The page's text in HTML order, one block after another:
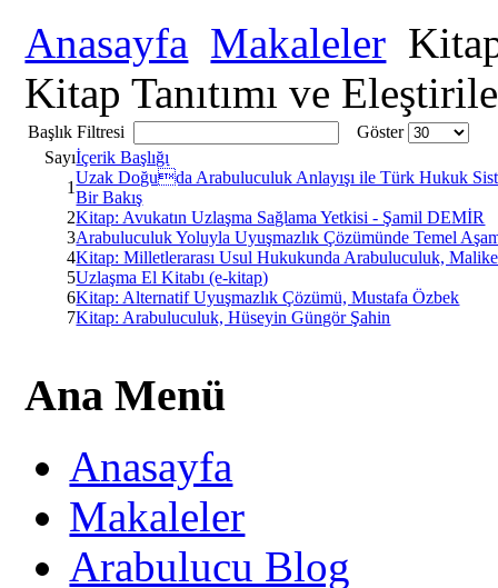
Anasayfa Makaleler
Kitap Tanıtımı ve
Başlık Filtresi
Göster
Sayıİçerik Başlığı
1
Uzak Doğuda Arabuluculuk Anlayışı ile Türk Hukuk
Bir Bakış
2Kitap: Avukatın Uzlaşma Sağlama Yetkisi - Şamil DEMİR
3Arabuluculuk Yoluyla Uyuşmazlık Çözümünde Temel
4Kitap: Milletlerarası Usul Hukukunda Arabuluculuk,
5Uzlaşma El Kitabı (e-kitap)
6Kitap: Alternatif Uyuşmazlık Çözümü, Mustafa Özbek
7Kitap: Arabuluculuk, Hüseyin Güngör Şahin
Ana Menü
Anasayfa
Makaleler
Arabulucu Blog